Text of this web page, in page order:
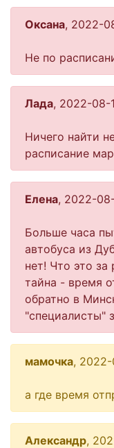
Оксана, 2022-
Не по
Лада, 2022-08-
Ничего найти
расписание
Елена, 2022-
Больше часа
автобуса из
нет! Что это за
тайна - время
обратно в
"специалисты"
мамочка, 2022-
а где время
Александр,